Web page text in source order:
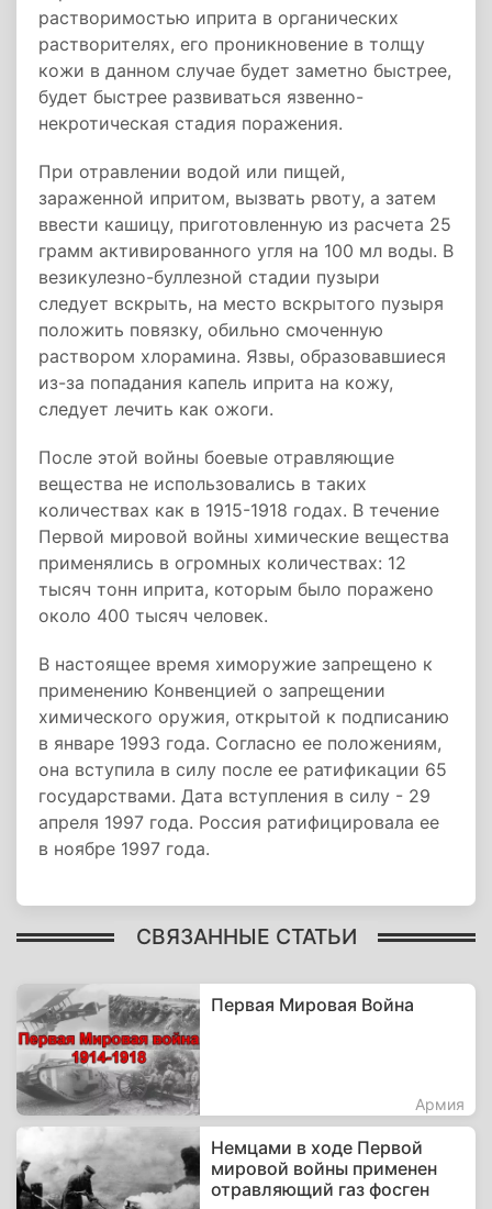
растворимостью иприта в органических
растворителях, его проникновение в толщу
кожи в данном случае будет заметно быстрее,
будет быстрее развиваться язвенно-
некротическая стадия поражения.
При отравлении водой или пищей,
зараженной ипритом, вызвать рвоту, а затем
ввести кашицу, приготовленную из расчета 25
грамм активированного угля на 100 мл воды. В
везикулезно-буллезной стадии пузыри
следует вскрыть, на место вскрытого пузыря
положить повязку, обильно смоченную
раствором хлорамина. Язвы, образовавшиеся
из-за попадания капель иприта на кожу,
следует лечить как ожоги.
После этой войны боевые отравляющие
вещества не использовались в таких
количествах как в 1915-1918 годах. В течение
Первой мировой войны химические вещества
применялись в огромных количествах: 12
тысяч тонн иприта, которым было поражено
около 400 тысяч человек.
В настоящее время химоружие запрещено к
применению Конвенцией о запрещении
химического оружия, открытой к подписанию
в январе 1993 года. Согласно ее положениям,
она вступила в силу после ее ратификации 65
государствами. Дата вступления в силу - 29
апреля 1997 года. Россия ратифицировала ее
в ноябре 1997 года.
СВЯЗАННЫЕ СТАТЬИ
Первая Мировая Война
Армия
Немцами в ходе Первой
мировой войны применен
отравляющий газ фосген